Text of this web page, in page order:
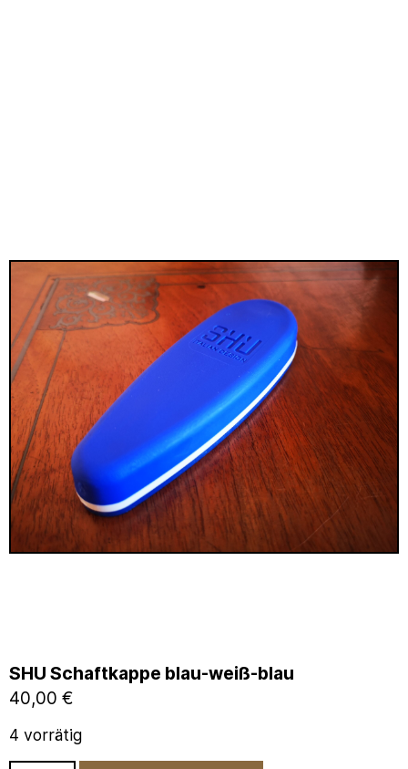
SHU Schaftkappe blau-weiß-blau
40,00 €
4 vorrätig